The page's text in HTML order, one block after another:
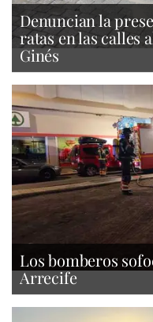
Denuncian la
ratas en las calles
Ginés
Los bomberos
Arrecife